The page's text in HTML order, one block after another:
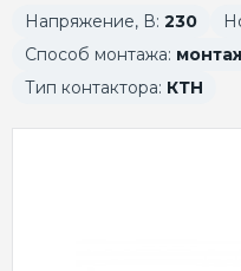
Напряжение, В: 230
Способ монтажа:
Тип контактора: КТН